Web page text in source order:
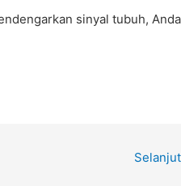
sinyal tubuh, Anda